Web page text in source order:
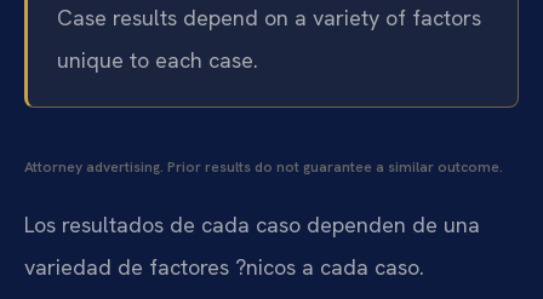
Case results depend on a variety of factors
unique to each case.
Attorney advertising. Prior results do not guarantee a similar outcome.
Los resultados de cada caso dependen de una
variedad de factores ?nicos a cada caso.